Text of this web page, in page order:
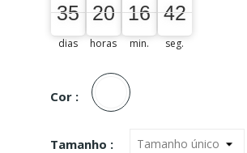
35
35
00
dias
20
20
00
horas
16
16
00
min.
42
41
42
seg.
Cor :
Unica
Tamanho :